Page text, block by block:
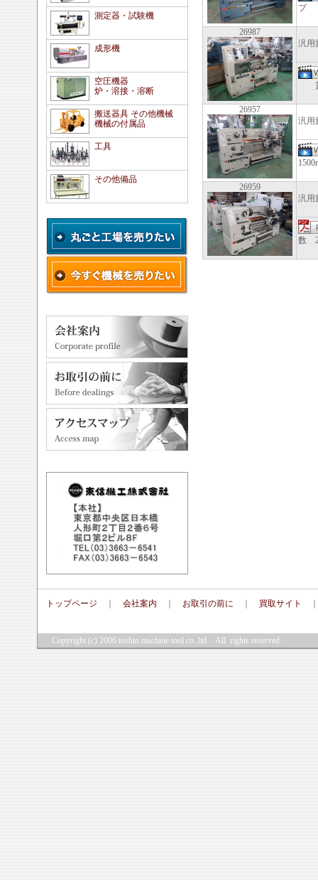
測定器・試験機
成形機
空圧機器
炉・溶接・溶断
搬送器具 その他機械
機械の付属品
工具
その他備品
プ
26987
汎用
貫
26957
汎用
26959
汎用
数
トップページ 会社案内 お取引の前に 買取サイト
Copyright (c) 2006 toshin machine tool co.,ltd All rights reserved.